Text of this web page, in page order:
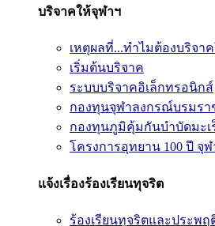
บริจาคให้จุฬาฯ
เหตุผลที่...ทำไมต้องบริจา
เริ่มต้นบริจาค
ระบบบริจาคอิเล็กทรอนิกส์
กองทุนจุฬาลงกรณ์บรมร
กองทุนภูมิคุ้มกันบำบัดมะเ
โครงการอุทยาน 100 ปี จุ
แจ้งเรื่องร้องเรียนทุจริต
ร้องเรียนทุจริตและประพ